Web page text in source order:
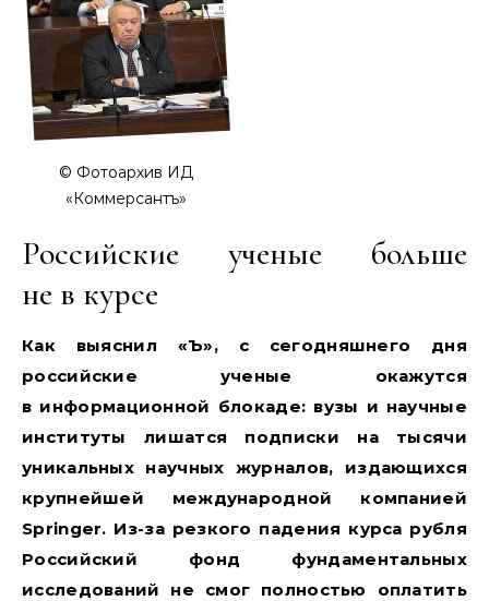
© Фотоархив ИД
«Коммерсантъ»
Российские ученые больше
не в курсе
Как выяснил «Ъ», с сегодняшнего дня
российские ученые окажутся
в информационной блокаде: вузы и научные
институты лишатся подписки на тысячи
уникальных научных журналов, издающихся
крупнейшей международной компанией
Springer. Из-за резкого падения курса рубля
Российский фонд фундаментальных
исследований не смог полностью оплатить